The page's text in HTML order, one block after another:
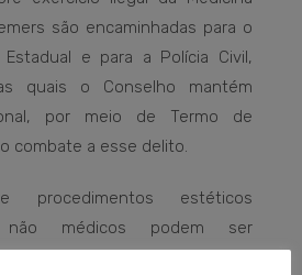
são encaminhadas para o
Estadual e para a Polícia Civil,
quais o Conselho mantém
por meio de Termo de
combate a esse delito.
procedimentos estéticos
não médicos podem ser